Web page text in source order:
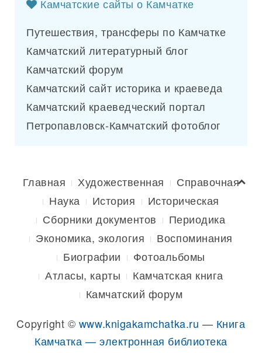
Камчатские сайты о Камчатке
Путешествия, трансферы по Камчатке
Камчатский литературный блог
Камчатский форум
Камчатский сайт историка и краеведа
Камчатский краеведческий портал
Петропавловск-Камчатский фотоблог
Главная Художественная
Справочная
Наука
История
Историческая
Сборники документов
Периодика
Экономика, экология
Воспоминания
Биографии
Фотоальбомы
Атласы, карты
Камчатская книга
Камчатский форум
Copyright © www.knigakamchatka.ru — Книга
Камчатка — электронная библиотека